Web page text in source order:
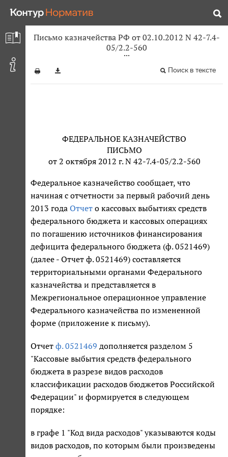
Письмо казначейства РФ от 02.10.2012 N 42-7.4-
05/2.2-560
Поиск в тексте
ФЕДЕРАЛЬНОЕ КАЗНАЧЕЙСТВО
ПИСЬМО
от 2 октября 2012 г. N 42-7.4-05/2.2-560
Федеральное казначейство сообщает, что
начиная с отчетности за первый рабочий день
2013 года Отчет о кассовых выбытиях средств
федерального бюджета и кассовых операциях
по погашению источников финансирования
дефицита федерального бюджета (ф. 0521469)
(далее - Отчет ф. 0521469) составляется
территориальными органами Федерального
казначейства и представляется в
Межрегиональное операционное управление
Федерального казначейства по измененной
форме (приложение к письму).
Отчет ф. 0521469 дополняется разделом 5
"Кассовые выбытия средств федерального
бюджета в разрезе видов расходов
классификации расходов бюджетов Российской
Федерации" и формируется в следующем
порядке:
в графе 1 "Код вида расходов" указываются коды
видов расходов, по которым были произведены